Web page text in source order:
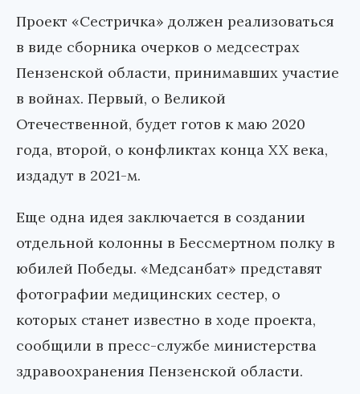
Проект «Сестричка» должен реализоваться
в виде сборника очерков о медсестрах
Пензенской области, принимавших участие
в войнах. Первый, о Великой
Отечественной, будет готов к маю 2020
года, второй, о конфликтах конца XX века,
издадут в 2021-м.
Еще одна идея заключается в создании
отдельной колонны в Бессмертном полку в
юбилей Победы. «Медсанбат» представят
фотографии медицинских сестер, о
которых станет известно в ходе проекта,
сообщили в пресс-службе министерства
здравоохранения Пензенской области.